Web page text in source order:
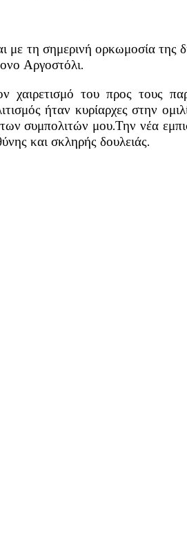
με τη σημερινή ορκωμοσία της
Αργοστόλι.
χαιρετισμό του προς τους
ήταν κυρίαρχες στην
συμπολιτών μου.Την νέα
και σκληρής δουλειάς.